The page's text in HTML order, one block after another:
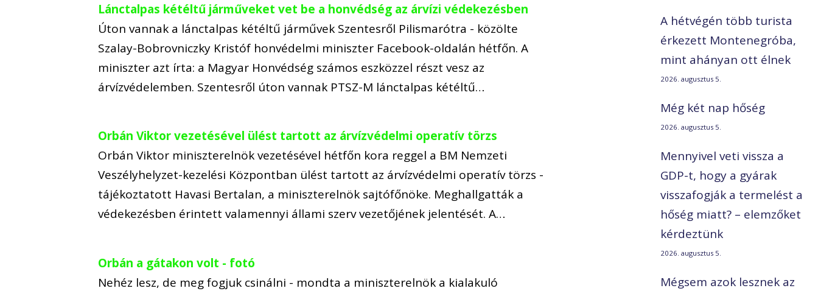
Lánctalpas kétéltű járműveket vet be a honvédség az árvízi védekezésben
Úton vannak a lánctalpas kétéltű járművek Szentesről Pilismarótra - közölte
Szalay-Bobrovniczky Kristóf honvédelmi miniszter Facebook-oldalán hétfőn. A
miniszter azt írta: a Magyar Honvédség számos eszközzel részt vesz az
árvízvédelemben. Szentesről úton vannak PTSZ-M lánctalpas kétéltű…
Orbán Viktor vezetésével ülést tartott az árvízvédelmi operatív törzs
Orbán Viktor miniszterelnök vezetésével hétfőn kora reggel a BM Nemzeti
Veszélyhelyzet-kezelési Központban ülést tartott az árvízvédelmi operatív törzs -
tájékoztatott Havasi Bertalan, a miniszterelnök sajtófőnöke. Meghallgatták a
védekezésben érintett valamennyi állami szerv vezetőjének jelentését. A…
Orbán a gátakon volt - fotó
Nehéz lesz, de meg fogjuk csinálni - mondta a miniszterelnök a kialakuló
A hétvégén több turista
érkezett Montenegróba,
mint ahányan ott élnek
2026. augusztus 5.
Még két nap hőség
2026. augusztus 5.
Mennyivel veti vissza a
GDP-t, hogy a gyárak
visszafogják a termelést a
hőség miatt? – elemzőket
kérdeztünk
2026. augusztus 5.
Mégsem azok lesznek az